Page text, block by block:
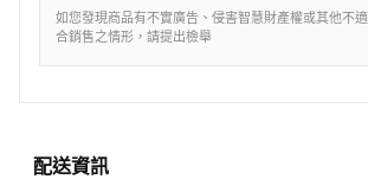
如您發現商品有不實廣告、侵害智慧財產權或其他不適
合銷售之情形，請提出檢舉
配送資訊